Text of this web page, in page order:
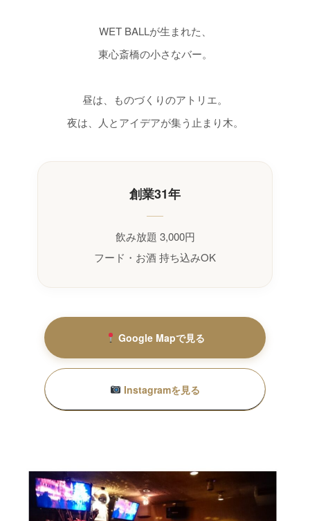
WET BALLが生まれた、
東心斎橋の小さなバー。
昼は、ものづくりのアトリエ。
夜は、人とアイデアが集う止まり木。
創業31年
飲み放題 3,000円
フード・お酒 持ち込みOK
Google Mapで見る
Instagramを見る